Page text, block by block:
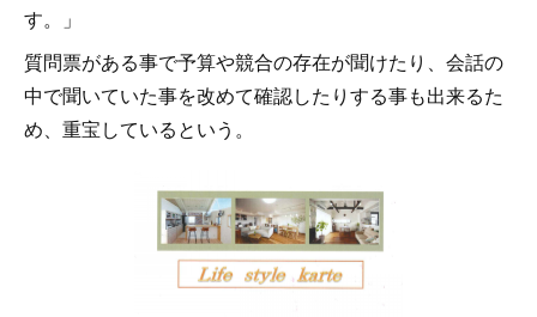
す。」
質問票がある事で予算や競合の存在が聞けたり、会話の
中で聞いていた事を改めて確認したりする事も出来るた
め、重宝しているという。